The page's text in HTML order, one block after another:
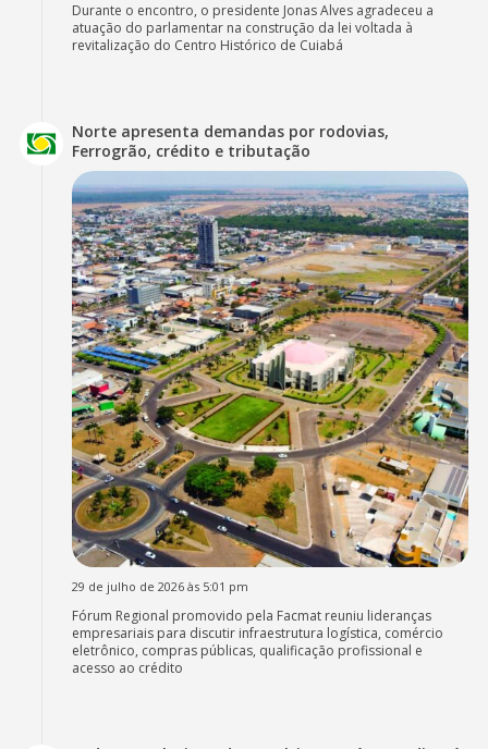
Durante o encontro, o presidente Jonas Alves agradeceu a
atuação do parlamentar na construção da lei voltada à
revitalização do Centro Histórico de Cuiabá
Norte apresenta demandas por rodovias,
Ferrogrão, crédito e tributação
29 de julho de 2026 às 5:01 pm
Fórum Regional promovido pela Facmat reuniu lideranças
empresariais para discutir infraestrutura logística, comércio
eletrônico, compras públicas, qualificação profissional e
acesso ao crédito